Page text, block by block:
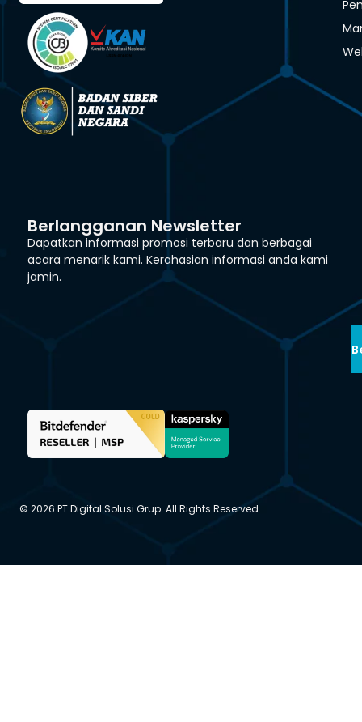
Berlangganan Newsletter
Dapatkan informasi promosi terbaru dan berbagai
acara menarik kami. Kerahasian informasi anda kami
jamin.
© 2026 PT Digital Solusi Grup. All Rights Reserved.